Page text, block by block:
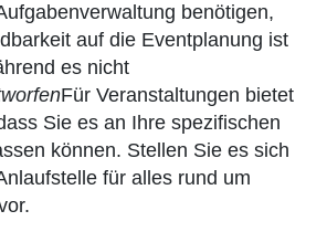
benötigen,
auf die Eventplanung ist
es nicht
Für Veranstaltungen bietet
Sie es an Ihre spezifischen
können. Stellen Sie es sich
für alles rund um